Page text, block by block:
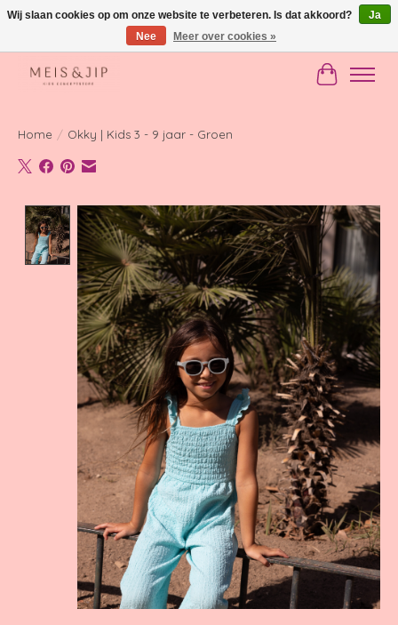
Gratis verzending in NL vanaf €150
Home / Okky | Kids 3 - 9 jaar - Groen
Product image slideshow Items
Wij slaan cookies op om onze website te verbeteren. Is dat akkoord?
Ja
Nee
Meer over cookies »